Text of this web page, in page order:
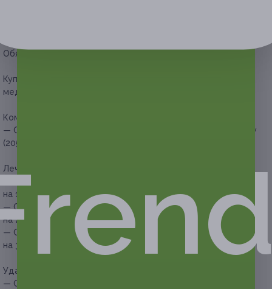
Обязательна предварительная запись по телефону.
Купон действует на следующие виды комплексных
медицинских процедур:
Комплексная гигиена полости рта:
— Скидка 59% на комплексную гигиену полости рта AirFlow
(2050 руб. вместо 5000 руб.)
Лечение кариеса с установкой пломбы:
на 1 зуб (1470 руб. вместо 3000 руб.)
— Скидка 53% на лечение кариеса с установкой пломб
на 2 зуба (2820 руб. вместо 6000 руб.)
— Скидка 56% на лечение кариеса с установкой пломб
на 3 зуба (3960 руб. вместо 9000 руб.)
Удаление зуба:
— Скидка 55% на простое удаление 1 зуба (1350 руб.